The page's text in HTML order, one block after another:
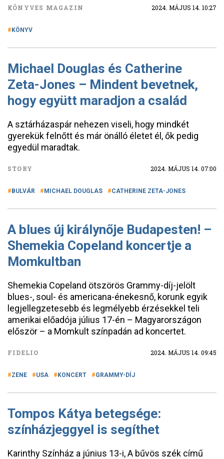
KÖNYVES MAGAZIN 2024. MÁJUS 14. 10:27
KÖNYV
Michael Douglas és Catherine
Zeta-Jones – Mindent bevetnek,
hogy együtt maradjon a család
A sztárházaspár nehezen viseli, hogy mindkét
gyerekük felnőtt és már önálló életet él, ők pedig
egyedül maradtak.
STORY 2024. MÁJUS 14. 07:00
BULVÁR MICHAEL DOUGLAS CATHERINE ZETA-JONES
A blues új királynője Budapesten! –
Shemekia Copeland koncertje a
Momkultban
Shemekia Copeland ötszörös Grammy-díj-jelölt
blues-, soul- és americana-énekesnő, korunk egyik
legjellegzetesebb és legmélyebb érzésekkel teli
amerikai előadója július 17-én – Magyarországon
először – a Momkult színpadán ad koncertet.
FIDELIO 2024. MÁJUS 14. 09:45
ZENE USA KONCERT GRAMMY-DÍJ
Tompos Kátya betegsége:
színházjeggyel is segíthet
Karinthy Színház a június 13-i, A bűvös szék című